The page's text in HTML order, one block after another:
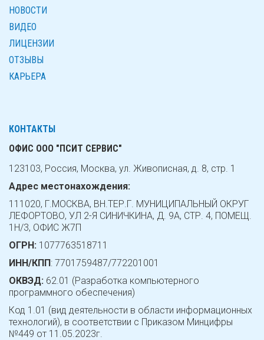
НОВОСТИ
ВИДЕО
ЛИЦЕНЗИИ
ОТЗЫВЫ
КАРЬЕРА
КОНТАКТЫ
ОФИС ООО "ПСИТ СЕРВИС"
123103, Россия, Москва, ул. Живописная, д. 8, стр. 1
Адрес местонахождения:
111020, Г.МОСКВА, ВН.ТЕР.Г. МУНИЦИПАЛЬНЫЙ ОКРУГ
ЛЕФОРТОВО, УЛ 2-Я СИНИЧКИНА, Д. 9А, СТР. 4, ПОМЕЩ.
1Н/3, ОФИС Ж7П
ОГРН: 1077763518711
ИНН/КПП: 7701759487/772201001
ОКВЭД: 62.01 (Разработка компьютерного
программного обеспечения)
Код 1.01 (вид деятельности в области информационных
технологий), в соответствии с Приказом Минцифры
№449 от 11.05.2023г.